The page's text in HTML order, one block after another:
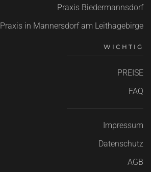
Praxis Biedermannsdorf
Praxis in Mannersdorf am Leithagebirge
WICHTIG
PREISE
FAQ
Impressum
Datenschutz
AGB